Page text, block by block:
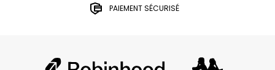
PAIEMENT SÉCURISÉ